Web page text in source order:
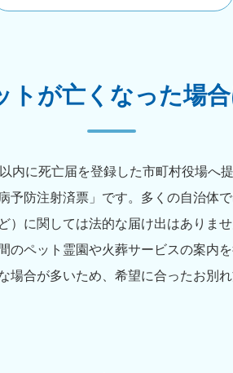
トが亡くなった場
内に死亡届を登録した市町村役場へ
防注射済票」です。多くの自治体
）に関しては法的な届け出はありま
のペット霊園や火葬サービスの案内
場合が多いため、希望に合ったお別